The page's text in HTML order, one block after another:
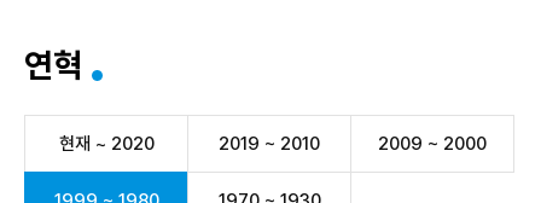
연혁
현재 ~ 2020 2019 ~ 2010 2009 ~ 2000